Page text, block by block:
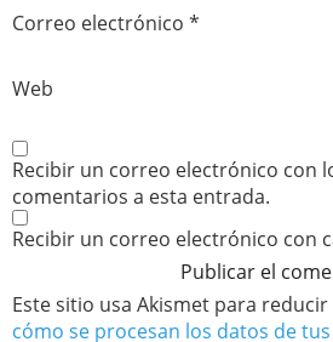
Correo electrónico *
Web
Recibir un correo electrónico con
comentarios a esta entrada.
Recibir un correo electrónico con
Este sitio usa Akismet para reducir
cómo se procesan los datos de